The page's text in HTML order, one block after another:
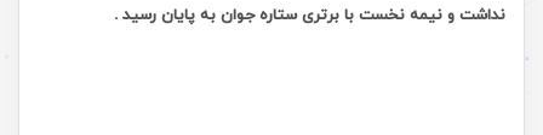
نداشت و نیمه نخست با برتری ستاره جوان به پایان رسید .